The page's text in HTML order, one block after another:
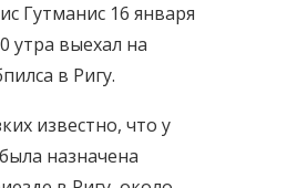
Гутманис 16 января
утра выехал на
в Ригу.
известно, что у
назначена